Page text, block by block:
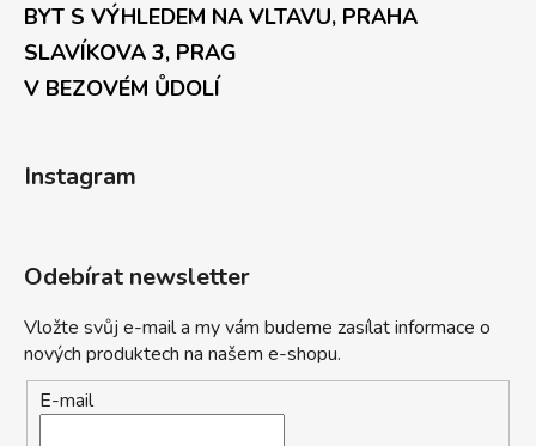
BYT S VÝHLEDEM NA VLTAVU, PRAHA
SLAVÍKOVA 3, PRAG
V BEZOVÉM ŮDOLÍ
Instagram
Odebírat newsletter
Vložte svůj e-mail a my vám budeme zasílat informace o
nových produktech na našem e-shopu.
E-mail